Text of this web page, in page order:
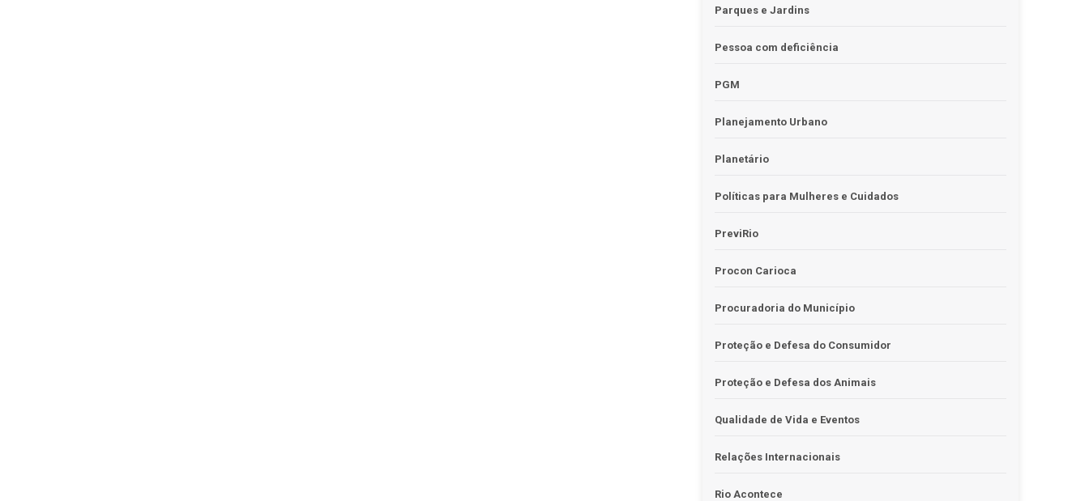
Parques e Jardins
Pessoa com deficiência
PGM
Planejamento Urbano
Planetário
Políticas para Mulheres e Cuidados
PreviRio
Procon Carioca
Procuradoria do Município
Proteção e Defesa do Consumidor
Proteção e Defesa dos Animais
Qualidade de Vida e Eventos
Relações Internacionais
Rio Acontece